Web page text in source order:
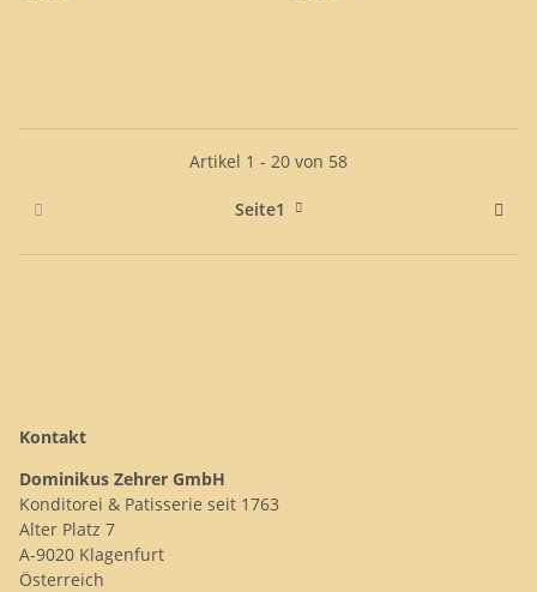
Artikel 1 - 20 von 58
Seite1
Kontakt
Dominikus Zehrer GmbH
Konditorei & Patisserie seit 1763
Alter Platz 7
A-9020 Klagenfurt
Österreich